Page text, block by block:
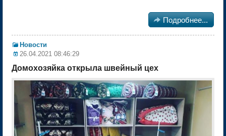
 Подробнее...
Новости
26.04.2021 08:46:29
Домохозяйка открыла швейный цех